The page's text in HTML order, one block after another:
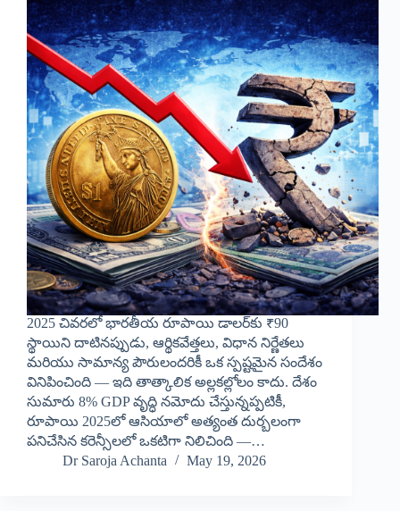
2025 చివరలో భారతీయ రూపాయి డాలర్‌కు ₹90
స్థాయిని దాటినప్పుడు, ఆర్థికవేత్తలు, విధాన నిర్ణేతలు
మరియు సామాన్య పౌరులందరికీ ఒక స్పష్టమైన సందేశం
వినిపించింది — ఇది తాత్కాలిక అల్లకల్లోలం కాదు. దేశం
సుమారు 8% GDP వృద్ధి నమోదు చేస్తున్నప్పటికీ,
రూపాయి 2025లో ఆసియాలో అత్యంత దుర్బలంగా
పనిచేసిన కరెన్సీలలో ఒకటిగా నిలిచింది —…
Dr Saroja Achanta
May 19, 2026